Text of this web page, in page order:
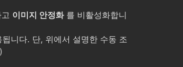
이미지 안정화를 비활성화합니
니다. 단, 위에서 설명한 수동 조